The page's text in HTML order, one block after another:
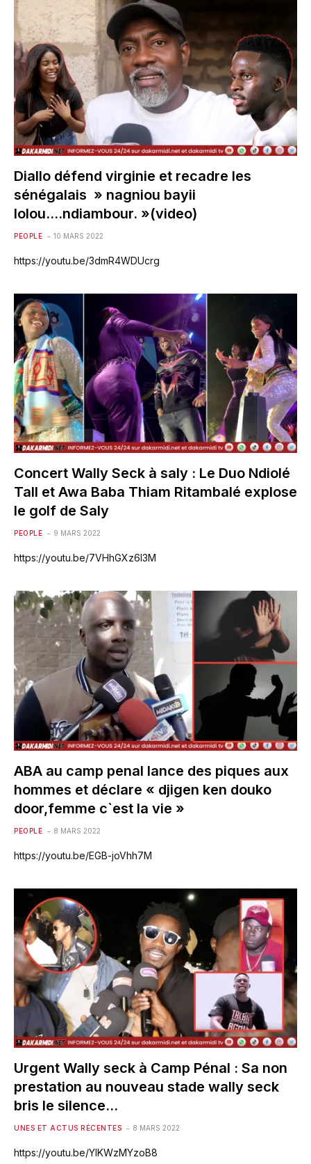
Diallo défend virginie et recadre les
sénégalais » nagniou bayii
lolou….ndiambour. »(video)
PEOPLE 10 MARS 2022
https://youtu.be/3dmR4WDUcrg
Concert Wally Seck à saly : Le Duo Ndiolé
Tall et Awa Baba Thiam Ritambalé explose
le golf de Saly
PEOPLE 9 MARS 2022
https://youtu.be/7VHhGXz6I3M
ABA au camp penal lance des piques aux
hommes et déclare « djigen ken douko
door,femme c`est la vie »
PEOPLE 8 MARS 2022
https://youtu.be/EGB-joVhh7M
Urgent Wally seck à Camp Pénal : Sa non
prestation au nouveau stade wally seck
bris le silence…
UNES ET ACTUS RÉCENTES 8 MARS 2022
https://youtu.be/YlKWzMYzoB8